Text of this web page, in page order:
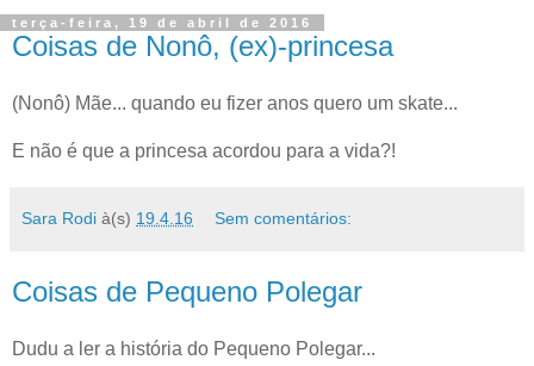
terça-feira, 19 de abril de 2016
Coisas de Nonô, (ex)-princesa
(Nonô) Mãe... quando eu fizer anos quero um skate...
E não é que a princesa acordou para a vida?!
Sara Rodi à(s) 19.4.16 Sem comentários:
Coisas de Pequeno Polegar
Dudu a ler a história do Pequeno Polegar...